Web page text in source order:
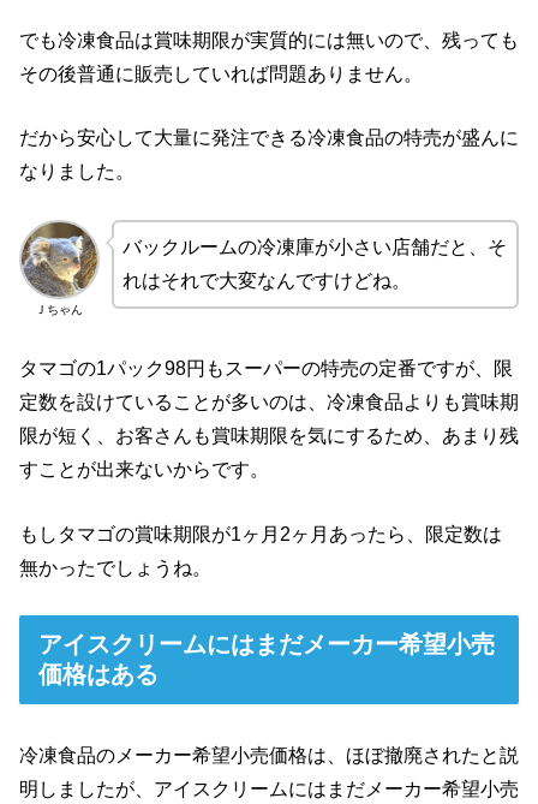
でも冷凍食品は賞味期限が実質的には無いので、残っても
その後普通に販売していれば問題ありません。
だから安心して大量に発注できる冷凍食品の特売が盛んに
なりました。
Ｊちゃん
バックルームの冷凍庫が小さい店舗だと、そ
れはそれで大変なんですけどね。
タマゴの1パック98円もスーパーの特売の定番ですが、限
定数を設けていることが多いのは、冷凍食品よりも賞味期
限が短く、お客さんも賞味期限を気にするため、あまり残
すことが出来ないからです。
もしタマゴの賞味期限が1ヶ月2ヶ月あったら、限定数は
無かったでしょうね。
アイスクリームにはまだメーカー希望小売
価格はある
冷凍食品のメーカー希望小売価格は、ほぼ撤廃されたと説
明しましたが、アイスクリームにはまだメーカー希望小売